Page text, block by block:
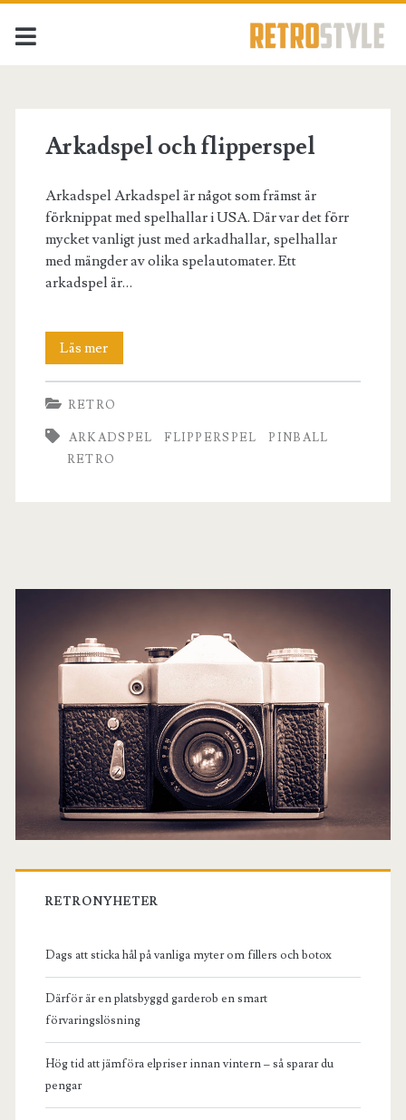
<span>flipperspel</
Arkadspel och flipperspel
Arkadspel Arkadspel är något som främst är
förknippat med spelhallar i USA. Där var det förr
mycket vanligt just med arkadhallar, spelhallar
med mängder av olika spelautomater. Ett
arkadspel är…
Läs merArkadspel
och
flipperspel
RETRO
ARKADSPEL FLIPPERSPEL
PINBALL
RETRO
Primär
sidopanel
RETRONYHETER
Dags att sticka hål på vanliga myter om fillers och botox
Därför är en platsbyggd garderob en smart
förvaringslösning
Hög tid att jämföra elpriser innan vintern – så sparar du
pengar